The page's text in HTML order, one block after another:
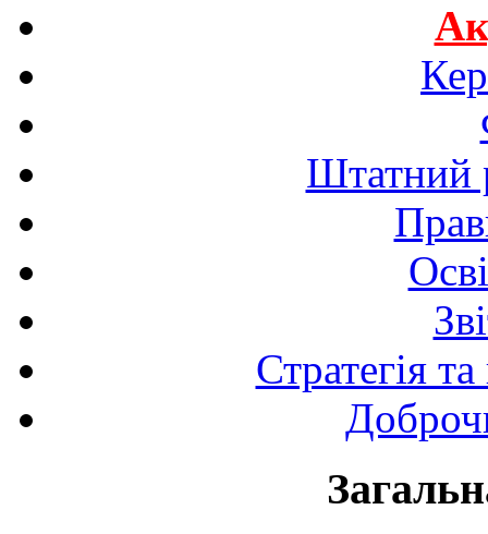
Штатний
Стратегія